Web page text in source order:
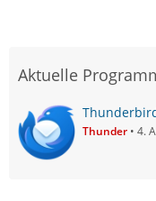
Aktuelle
Thunder 4.